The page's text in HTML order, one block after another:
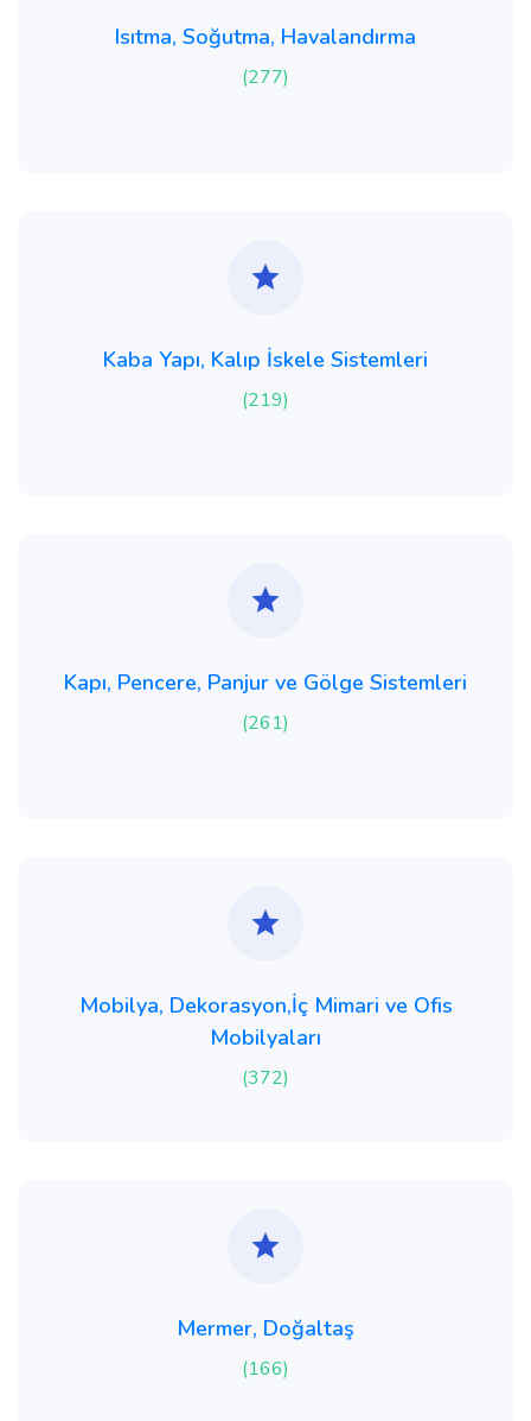
Isıtma, Soğutma, Havalandırma
(277)
Kaba Yapı, Kalıp İskele Sistemleri
(219)
Kapı, Pencere, Panjur ve Gölge Sistemleri
(261)
Mobilya, Dekorasyon,İç Mimari ve Ofis
Mobilyaları
(372)
Mermer, Doğaltaş
(166)